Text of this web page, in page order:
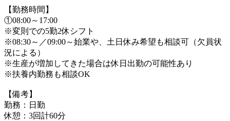
【勤務時間】
①08:00～17:00
※変則での5勤2休シフト
※08:30～／09:00～始業や、土日休み希望も相談可（欠員状
況による）
※生産が増加してきた場合は休日出勤の可能性あり
※扶養内勤務も相談OK
【備考】
勤務：日勤
休憩：3回計60分